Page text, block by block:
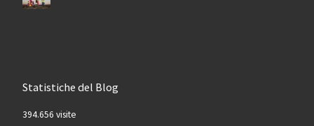
Statistiche del Blog
394.656 visite